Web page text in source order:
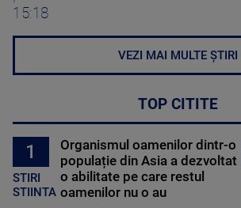
15:18
VEZI MAI MULTE ȘTIRI
TOP CITITE
1
STIRI
STIINTA
Organismul oamenilor dintr-o
populație din Asia a dezvoltat
o abilitate pe care restul
oamenilor nu o au